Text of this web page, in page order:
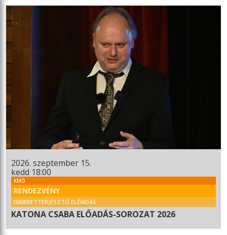
2026. szeptember 15.
kedd 18:00
KMO
RENDEZVÉNY
ISMERETTERJESZTŐ ELŐADÁS
KATONA CSABA ELŐADÁS-SOROZAT 2026